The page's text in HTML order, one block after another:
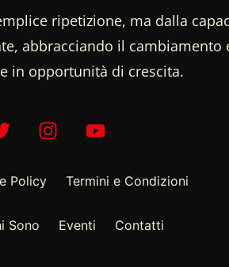
ripetizione, ma dalla
abbracciando il cambiamento
in opportunità di crescita.
Policy Termini e Condizioni
Sono Eventi Contatti